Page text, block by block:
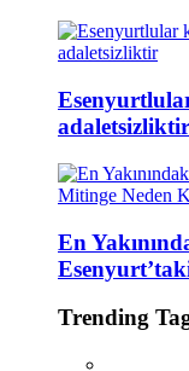
adaletsizliktir
En
Trending